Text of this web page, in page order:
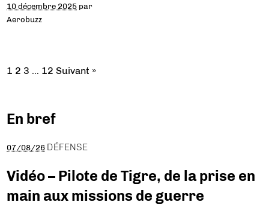
10 décembre 2025 par
Aerobuzz
1 2 3 … 12 Suivant »
En bref
07/08/26 DÉFENSE
Vidéo – Pilote de Tigre, de la prise en
main aux missions de guerre